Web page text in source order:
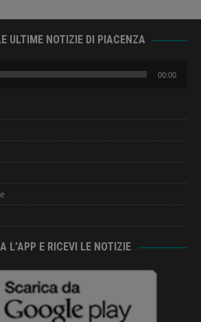
ULTIME NOTIZIE DI PIACENZA
00:00
L’APP E RICEVI LE NOTIZIE